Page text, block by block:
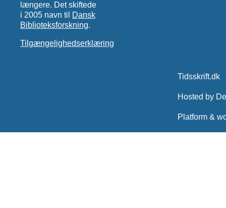
længere. Det skiftede
i 2005 navn til
Dansk
Biblioteksforskning.
Tilgængelighedserklæring